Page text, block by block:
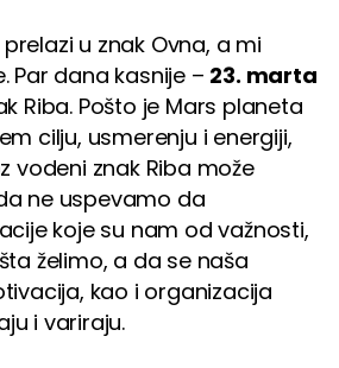
u znak Ovna, a mi
Par dana kasnije – 23. marta
Riba. Pošto je Mars planeta
cilju, usmerenju i energiji,
vodeni znak Riba može
ne uspevamo da
koje su nam od važnosti,
želimo, a da se naša
kao i organizacija
i variraju.